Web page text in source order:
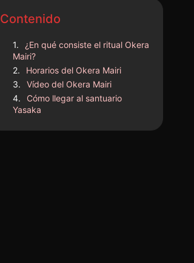
Contenido
¿En qué consiste el ritual Okera
Mairi?
Horarios del Okera Mairi
Vídeo del Okera Mairi
Cómo llegar al santuario
Yasaka